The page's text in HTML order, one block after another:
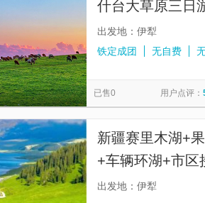
什台大草原三日
+琼库什台3日游
出发地：伊犁
铁定成团
无自费
已售0 用户点评：
新疆赛里木湖+
+车辆环湖+市区
司机带队，免去
出发地：伊犁